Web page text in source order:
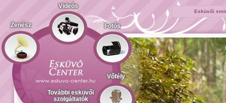
Esküvői
Zenész
Videós
Fotós
Vőfély
További esküvői
szolgáltatók